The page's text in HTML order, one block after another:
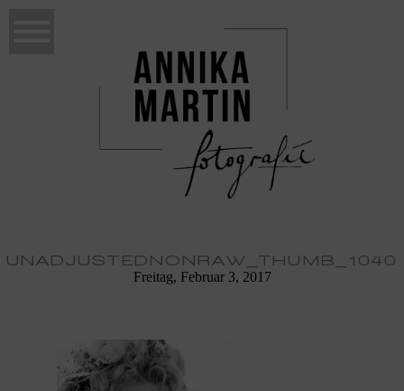
UNADJUSTEDNONRAW_THUMB_1040
Freitag, Februar 3, 2017